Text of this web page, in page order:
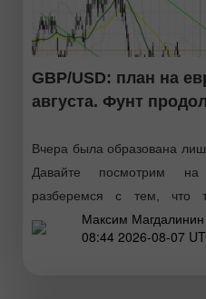
GBP/USD: план на
августа. Фунт
Вчера была образована
Давайте посмотрим
разберемся с тем, что
утреннем прогнозе я
Максим Магдалинин
08:44 2026-08-07